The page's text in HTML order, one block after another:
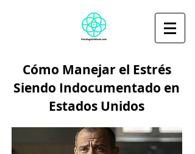
Cómo Manejar el Estrés
Siendo Indocumentado en
Estados Unidos